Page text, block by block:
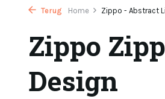
Terug Home Zippo - Abstract
Zippo
Design